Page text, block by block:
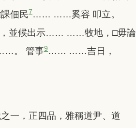
佃民7…… ……奚容 叩立。
，並候出示…… ……牧地，□毋論
。 管事9…… ……吉日，
一，正四品，雅稱道尹、道